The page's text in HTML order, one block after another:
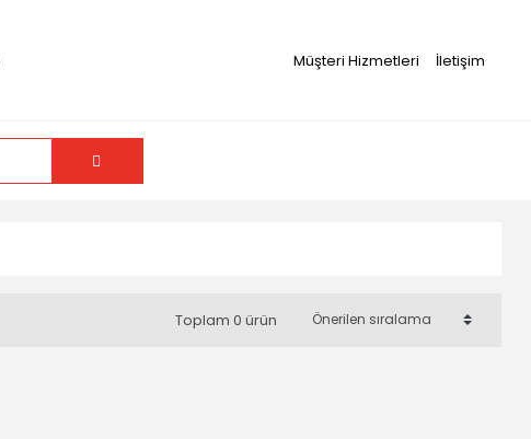
Müşteri Hizmetleri İletişim
Toplam 0 ürün